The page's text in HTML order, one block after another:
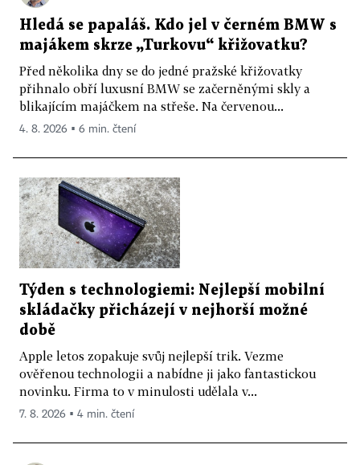
Hledá se papaláš. Kdo jel v černém BMW s
majákem skrze „Turkovu“ křižovatku?
Před několika dny se do jedné pražské křižovatky
přihnalo obří luxusní BMW se začerněnými skly a
blikajícím majáčkem na střeše. Na červenou...
4. 8. 2026 ▪ 6 min. čtení
Týden s technologiemi: Nejlepší mobilní
skládačky přicházejí v nejhorší možné
době
Apple letos zopakuje svůj nejlepší trik. Vezme
ověřenou technologii a nabídne ji jako fantastickou
novinku. Firma to v minulosti udělala v...
7. 8. 2026 ▪ 4 min. čtení